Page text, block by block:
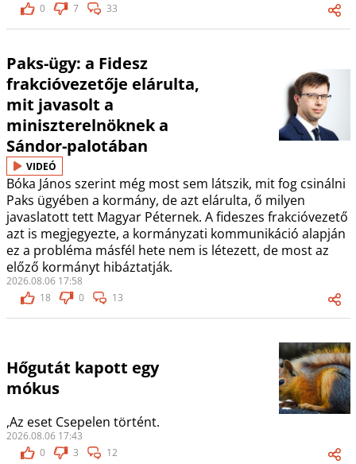
0
7 33
Paks-ügy: a Fidesz
frakcióvezetője elárulta,
mit javasolt a
miniszterelnöknek a
Sándor-palotában
VIDEÓ
Bóka János szerint még most sem látszik, mit fog csinálni
Paks ügyében a kormány, de azt elárulta, ő milyen
javaslatott tett Magyar Péternek. A fideszes frakcióvezető
azt is megjegyezte, a kormányzati kommunikáció alapján
ez a probléma másfél hete nem is létezett, de most az
előző kormányt hibáztatják.
2026.08.06 17:58
18
0 13
Hőgutát kapott egy
mókus
,Az eset Csepelen történt.
2026.08.06 17:43
0
3 12